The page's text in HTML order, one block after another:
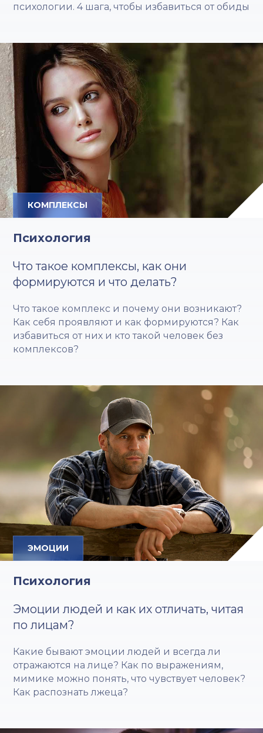
психологии. 4 шага, чтобы избавиться от обиды
КОМПЛЕКСЫ
Психология
Что такое комплексы, как они
формируются и что делать?
Что такое комплекс и почему они возникают?
Как себя проявляют и как формируются? Как
избавиться от них и кто такой человек без
комплексов?
ЭМОЦИИ
Психология
Эмоции людей и как их отличать, читая
по лицам?
Какие бывают эмоции людей и всегда ли
отражаются на лице? Как по выражениям,
мимике можно понять, что чувствует человек?
Как распознать лжеца?